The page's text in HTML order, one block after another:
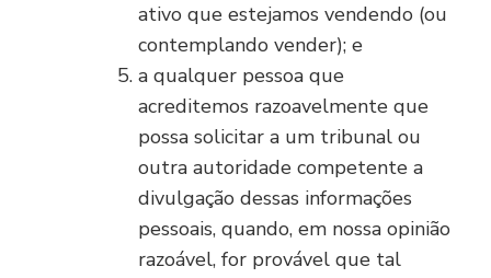
ativo que estejamos vendendo (ou
contemplando vender); e
a qualquer pessoa que
acreditemos razoavelmente que
possa solicitar a um tribunal ou
outra autoridade competente a
divulgação dessas informações
pessoais, quando, em nossa opinião
razoável, for provável que tal